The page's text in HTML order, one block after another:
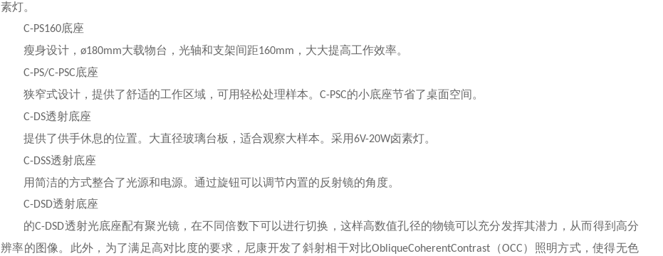
素灯。
C-PS160底座
瘦身设计， ø180mm大载物台，光轴和支架间距160mm ，大大提高工作效率。
C-PS/C-PSC底座
狭窄式设计，提供了舒适的工作区域，可用轻松处理样本。 C-PSC的小底座节省了桌面空间。
C-DS透射底座
提供了供手休息的位置。大直径玻璃台板，适合观察大样本。采用6V-20W卤素灯。
C-DSS透射底座
用简洁的方式整合了光源和电源。通过旋钮可以调节内置的反射镜的角度。
C-DSD透射底座
的C-DSD透射光底座配有聚光镜，在不同倍数下可以进行切换，这样高数值孔径的物镜可以充分发挥其潜力，从而得到高分
辨率的图像。此外，为了满足高对比度的要求，尼康开发了斜射相干对比ObliqueCoherentContrast（OCC） 照明方式，使得无色